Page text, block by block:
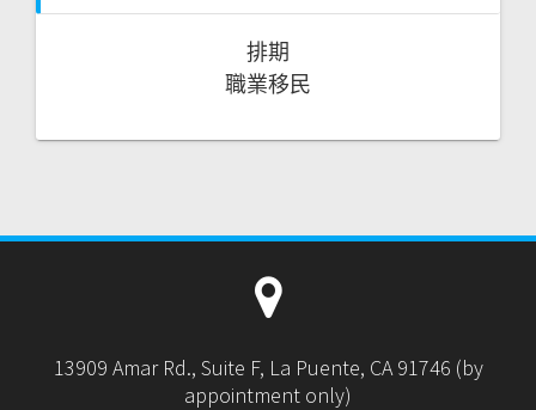
排期
職業移民
13909 Amar Rd., Suite F, La Puente, CA 91746 (by
appointment only)